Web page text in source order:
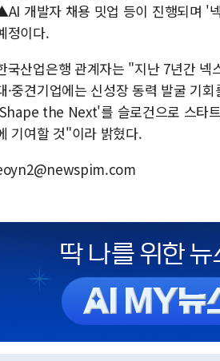
개발자 채용 밋업 등이 진행되며 '
정이다.
국산업은행 관계자는 "지난 7년간 넥
·중견기업에는 신성장 동력 발굴 기
the Next'를 슬로건으로 스타
기여할 것"이라 밝혔다.